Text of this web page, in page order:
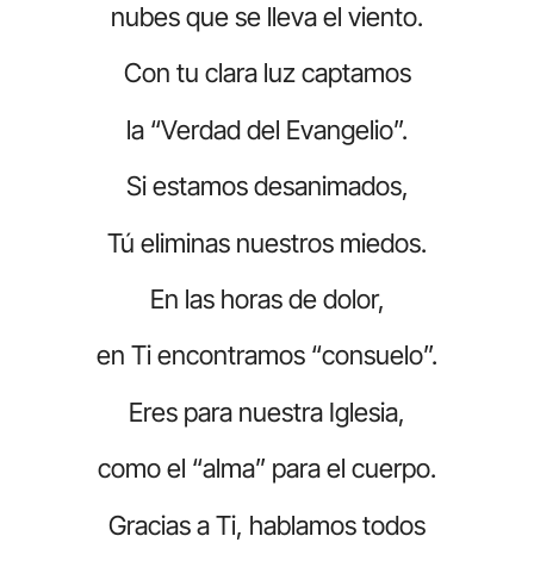
nubes que se lleva el viento.
Con tu clara luz captamos
la “Verdad del Evangelio”.
Si estamos desanimados,
Tú eliminas nuestros miedos.
En las horas de dolor,
en Ti encontramos “consuelo”.
Eres para nuestra Iglesia,
como el “alma” para el cuerpo.
Gracias a Ti, hablamos todos